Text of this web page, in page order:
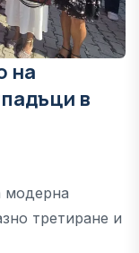
на
в
модерна
третиране и